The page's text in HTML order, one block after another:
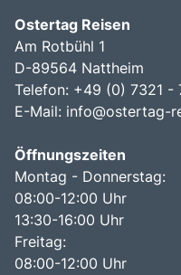
Ostertag Reisen
Am Rotbühl 1
D-89564 Nattheim
Telefon: +49 (0) 7321 -
E-Mail: info@ostertag-
Öffnungszeiten
Montag - Donnerstag:
08:00-12:00 Uhr
13:30-16:00 Uhr
Freitag:
08:00-12:00 Uhr